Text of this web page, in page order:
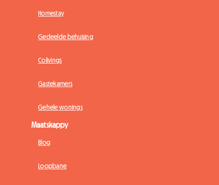
Homestay
Gedeelde behuising
Colivings
Gastekamers
Gehele wonings
Maatskappy
Blog
Loopbane